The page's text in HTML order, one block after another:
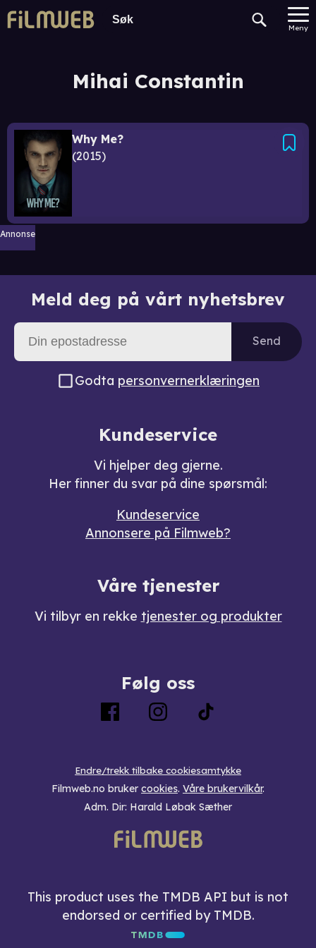
Meny
Mihai Constantin
Why Me?
2015
Annonse
Meld deg på vårt nyhetsbrev
Send
Godta personvernerklæringen
Kundeservice
Vi hjelper deg gjerne.
Her finner du svar på dine spørsmål:
Kundeservice
Annonsere på Filmweb?
Våre tjenester
Vi tilbyr en rekke tjenester og produkter
Følg oss
Endre/trekk tilbake cookiesamtykke
Filmweb.no bruker cookies. Våre brukervilkår.
Adm. Dir: Harald Løbak Sæther
This product uses the TMDB API but is not
endorsed or certified by TMDB.